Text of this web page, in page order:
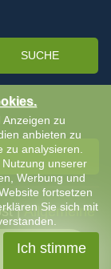
SUCHE
|Allgemeine
uns chatten
zu
anbieten zu
analysieren.
unserer
Werbung und
fortsetzen
Sie sich mit
Ich stimme